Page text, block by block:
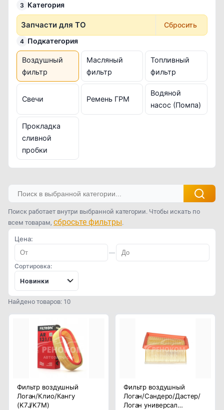
3 Категория
Запчасти для ТО Сбросить
4 Подкатегория
Воздушный
фильтр
Масляный
фильтр
Топливный
фильтр
Свечи Ремень ГРМ
Водяной
насос (Помпа)
Прокладка
сливной
пробки
Поиск работает внутри выбранной категории. Чтобы искать по
всем товарам, сбросьте фильтры.
Цена:
—
Сортировка:
Новинки
Найдено товаров: 10
Фильтр воздушный
Логан/Клио/Кангу
(K7J/K7M)
Фильтр воздушный
Логан/Сандеро/Дастер/
Логан универсал